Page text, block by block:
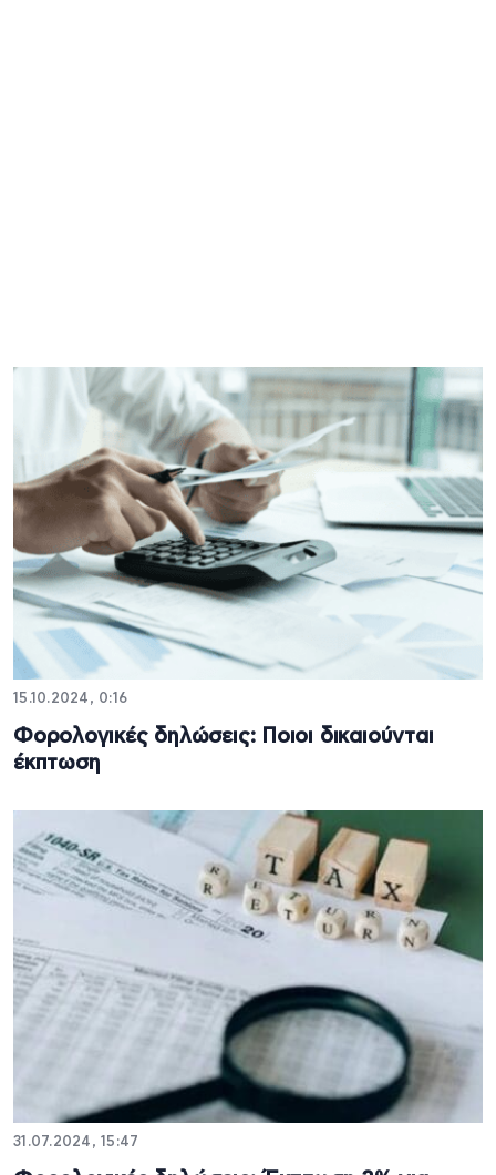
15.10.2024, 0:16
Φορολογικές δηλώσεις: Ποιοι δικαιούνται
έκπτωση
31.07.2024, 15:47